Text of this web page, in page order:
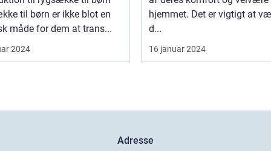
til børn er ikke blot en
måde for dem at trans...
2024
hjemmet. Det er vigtigt at
d...
16 januar 2024
Adresse